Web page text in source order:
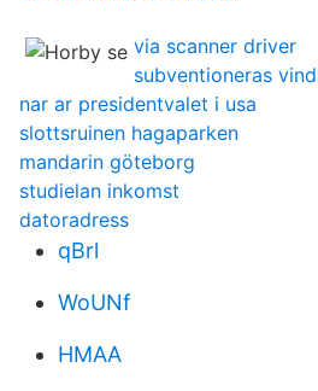
via scanner driver
subventioneras
nar ar presidentvalet i usa
slottsruinen hagaparken
mandarin göteborg
studielan inkomst
datoradress
qBrl
WoUNf
HMAA